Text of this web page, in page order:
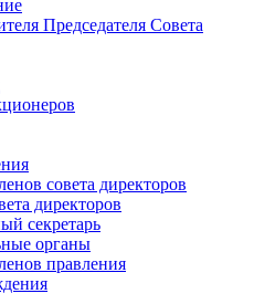
Председателя Совета
совета директоров
директоров
секретарь
органы
правления